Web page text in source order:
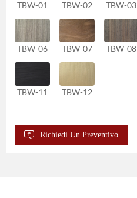
TBW-01 TBW-02 TBW-03
TBW-06 TBW-07 TBW-08
TBW-11 TBW-12
Richiedi Un Preventivo